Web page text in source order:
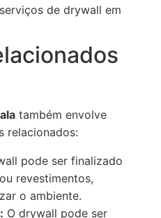
de drywall em
também envolve
relacionados:
pode ser finalizado
revestimentos,
o ambiente.
O drywall pode ser